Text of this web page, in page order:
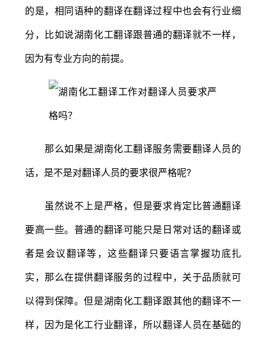
的是，相同语种的翻译在翻译过程中也会有行业细
分，比如说湖南化工翻译跟普通的翻译就不一样，
因为有专业方向的前提。
那么如果是湖南化工翻译服务需要翻译人员的
话，是不是对翻译人员的要求很严格呢?
虽然说不上是严格，但是要求肯定比普通翻译
要高一些。普通的翻译可能只是日常对话的翻译或
者是会议翻译等，这些翻译只要语言掌握功底扎
实，那么在提供翻译服务的过程中，关于品质就可
以得到保障。但是湖南化工翻译跟其他的翻译不一
样，因为是化工行业翻译，所以翻译人员在基础的